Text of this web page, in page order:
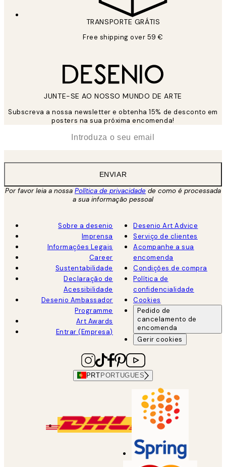
TRANSPORTE GRÁTIS
Free shipping over 59 €
JUNTE-SE AO NOSSO MUNDO DE ARTE
Subscreva a nossa newsletter e obtenha 15% de desconto em
posters na sua próxima encomenda!
ENVIAR
Por favor leia a nossa Política de privacidade de como é processada
a sua informação pessoal
Sobre a desenio
Imprensa
Informações Legais
Career
Sustentabilidade
Declaração de
Acessibilidade
Desenio Ambassador
Programme
Art Awards
Entrar (Empresa)
Desenio Art Advice
Serviço de clientes
Acompanhe a sua
encomenda
Condições de compra
Política de
confidencialidade
Cookies
Pedido de
cancelamento de
encomenda
Gerir cookies
PRT PORTUGUES